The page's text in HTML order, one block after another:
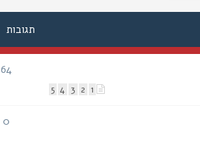
תגובות
1
2
3
4
5
64
0